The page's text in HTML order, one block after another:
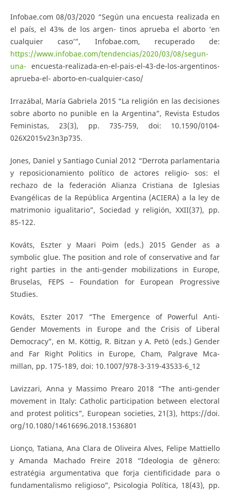
Infobae.com 08/03/2020 “Según una encuesta realizada en
el país, el 43% de los argen- tinos aprueba el aborto ‘en
cualquier caso’”, Infobae.com, recuperado de:
https://www.infobae.com/tendencias/2020/03/08/segun-
una- encuesta-realizada-en-el-pais-el-43-de-los-argentinos-
aprueba-el- aborto-en-cualquier-caso/
Irrazábal, María Gabriela 2015 “La religión en las decisiones
sobre aborto no punible en la Argentina”, Revista Estudos
Feministas, 23(3), pp. 735-759, doi: 10.1590/0104-
026X2015v23n3p735.
Jones, Daniel y Santiago Cunial 2012 “Derrota parlamentaria
y reposicionamiento político de actores religio- sos: el
rechazo de la federación Alianza Cristiana de Iglesias
Evangélicas de la República Argentina (ACIERA) a la ley de
matrimonio igualitario”, Sociedad y religión, XXII(37), pp.
85-122.
Kováts, Eszter y Maari Poim (eds.) 2015 Gender as a
symbolic glue. The position and role of conservative and far
right parties in the anti-gender mobilizations in Europe,
Bruselas, FEPS – Foundation for European Progressive
Studies.
Kováts, Eszter 2017 “The Emergence of Powerful Anti-
Gender Movements in Europe and the Crisis of Liberal
Democracy”, en M. Köttig, R. Bitzan y A. Petö (eds.) Gender
and Far Right Politics in Europe, Cham, Palgrave Mca-
millan, pp. 175-189, doi: 10.1007/978-3-319-43533-6_12
Lavizzari, Anna y Massimo Prearo 2018 “The anti-gender
movement in Italy: Catholic participation between electoral
and protest politics”, European societies, 21(3), https://doi.
org/10.1080/14616696.2018.1536801
Lionço, Tatiana, Ana Clara de Oliveira Alves, Felipe Mattiello
y Amanda Machado Freire 2018 “Ideologia de gênero:
estratégia argumentativa que forja cientificidade para o
fundamentalismo religioso”, Psicologia Política, 18(43), pp.